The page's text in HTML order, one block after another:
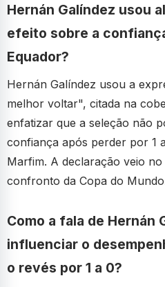
Hernán Galíndez usou
efeito sobre a
Equador?
Hernán Galíndez usou a
melhor voltar", citada na
enfatizar que a seleção não
confiança após perder por 1
Marfim. A declaração veio
confronto da Copa do
Como a fala de Hernán
influenciar o
o revés por 1 a 0?